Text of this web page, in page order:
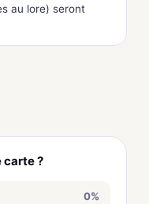
au lore) seront
carte ?
0%